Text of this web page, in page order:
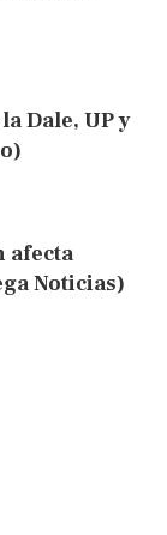
Dale, UP y
afecta
Noticias)